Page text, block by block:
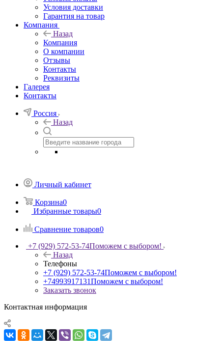
Условия доставки
Гарантия на товар
Компания
Назад
Компания
О компании
Отзывы
Контакты
Реквизиты
Галерея
Контакты
Россия
Назад
Личный кабинет
Корзина0
Избранные товары0
Сравнение товаров0
+7 (929) 572-53-74Поможем с выбором!
Назад
Телефоны
+7 (929) 572-53-74Поможем с выбором!
+74993917131Поможем с выбором!
Заказать звонок
Контактная информация